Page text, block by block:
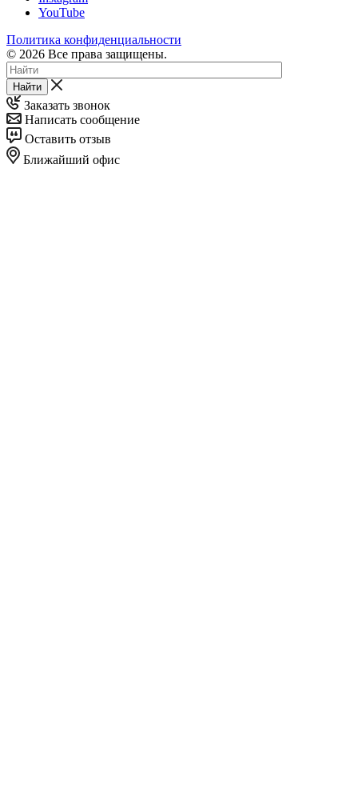
YouTube
Политика конфиденциальности
© 2026 Все права защищены.
Найти
Заказать звонок
Написать сообщение
Оставить отзыв
Ближайший офис